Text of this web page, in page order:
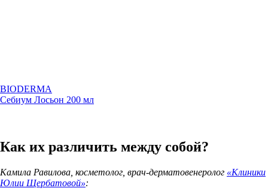
BIODERMA
Себиум Лосьон 200 мл
Как их различить между собой?
Камила Равилова, косметолог, врач-дерматовенеролог «Клиники
Юлии Щербатовой»: